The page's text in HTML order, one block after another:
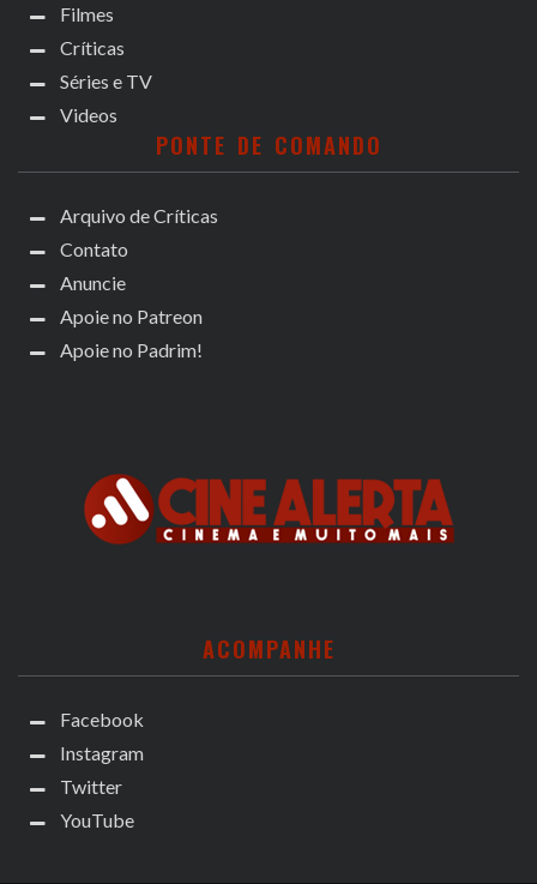
Filmes
Críticas
Séries e TV
Videos
PONTE DE COMANDO
Arquivo de Críticas
Contato
Anuncie
Apoie no Patreon
Apoie no Padrim!
ACOMPANHE
Facebook
Instagram
Twitter
YouTube